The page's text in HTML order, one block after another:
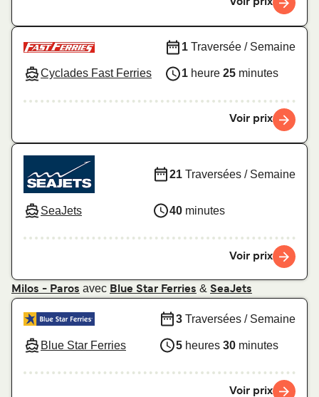
Voir prix
Cyclades Fast Ferries
1 Traversée / Semaine
1 heure 25 minutes
Voir prix
SeaJets
21 Traversées / Semaine
40 minutes
Voir prix
Milos - Paros avec Blue Star Ferries & SeaJets
Blue Star Ferries
3 Traversées / Semaine
5 heures 30 minutes
Voir prix